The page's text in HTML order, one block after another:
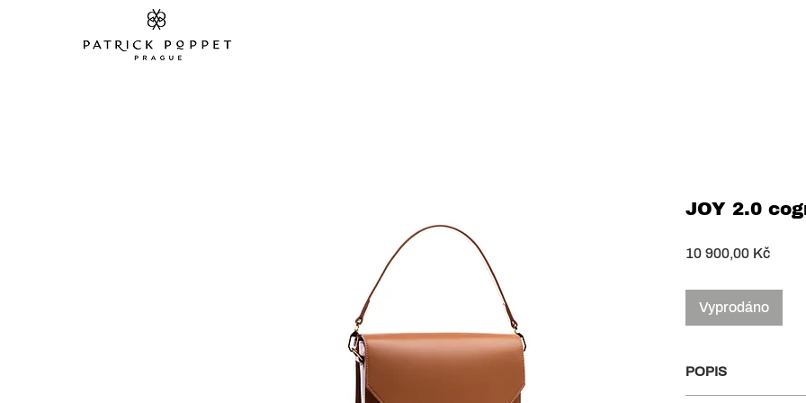
JOY 2.0
10 900,00 KčCena
Vyprodáno
POPIS